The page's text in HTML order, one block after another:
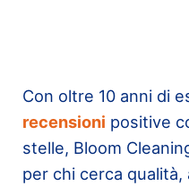
Con oltre 10 anni di
recensioni positive
stelle, Bloom
per chi cerca